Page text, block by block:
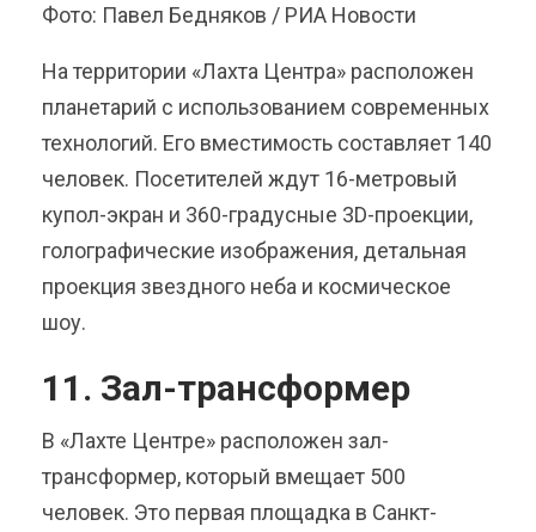
Фото: Павел Бедняков / РИА Новости
На территории «Лахта Центра» расположен
планетарий с использованием современных
технологий. Его вместимость составляет 140
человек. Посетителей ждут 16-метровый
купол-экран и 360-градусные 3D-проекции,
голографические изображения, детальная
проекция звездного неба и космическое
шоу.
11. Зал-трансформер
В «Лахте Центре» расположен зал-
трансформер, который вмещает 500
человек. Это первая площадка в Санкт-